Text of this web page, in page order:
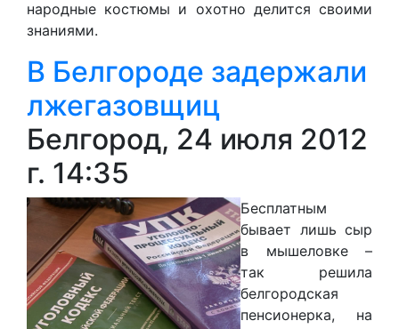
народные костюмы и охотно делится своими
знаниями.
В Белгороде задержали
лжегазовщиц
Белгород, 24 июля 2012
г. 14:35
Бесплатным
бывает лишь сыр
в мышеловке –
так решила
белгородская
пенсионерка, на